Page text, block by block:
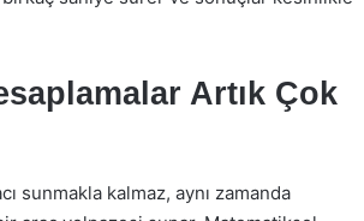
Artık Çok
sunmakla kalmaz, aynı zamanda